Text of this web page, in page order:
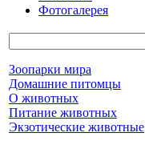
Фотогалерея
Зоопарки мира
Домашние питомцы
О животных
Питание животных
Экзотические животные